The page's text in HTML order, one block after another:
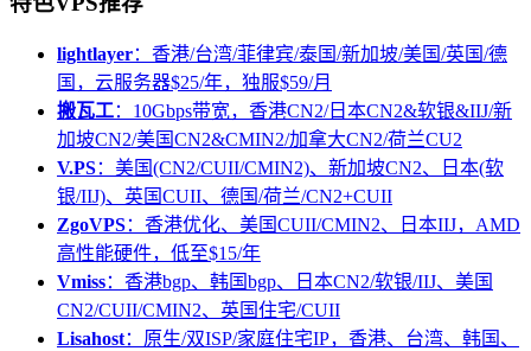
lightlayer：香港/台湾/菲律宾/泰国/新加坡/美国/英国/德
国，云服务器$25/年，独服$59/月
搬瓦工：10Gbps带宽，香港CN2/日本CN2&软银&IIJ/新
加坡CN2/美国CN2&CMIN2/加拿大CN2/荷兰CU2
V.PS：美国(CN2/CUII/CMIN2)、新加坡CN2、日本(软
银/IIJ)、英国CUII、德国/荷兰/CN2+CUII
ZgoVPS：香港优化、美国CUII/CMIN2、日本IIJ，AMD
高性能硬件，低至$15/年
Vmiss：香港bgp、韩国bgp、日本CN2/软银/IIJ、美国
CN2/CUII/CMIN2、英国住宅/CUII
Lisahost：原生/双ISP/家庭住宅IP，香港、台湾、韩国、